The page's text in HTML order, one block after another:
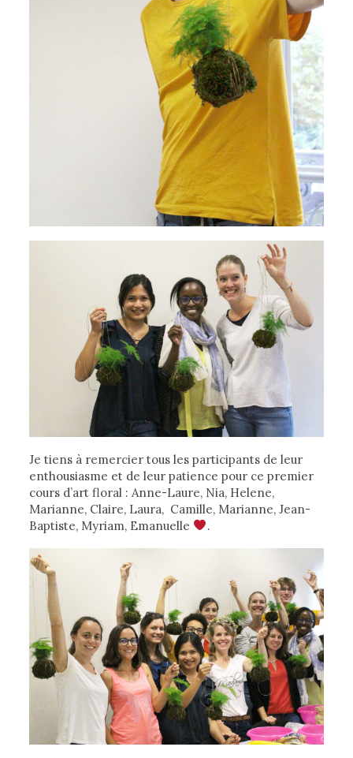
Je tiens à remercier tous les participants de leur
enthousiasme et de leur patience pour ce premier
cours d’art floral : Anne-Laure, Nia, Helene,
Marianne, Claire, Laura, Camille, Marianne, Jean-
Baptiste, Myriam, Emanuelle
.